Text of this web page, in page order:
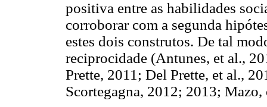
positiva entre as habilidades
corroborar com a segunda
estes dois construtos. De tal
reciprocidade (Antunes, et al.,
Prette, 2011; Del Prette, et al.,
Scortegagna, 2012; 2013; Mazo,